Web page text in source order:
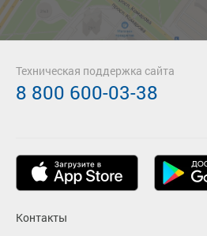
Контакты
Техническая поддержка сайта
8 800 600-03-38